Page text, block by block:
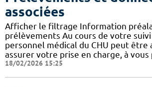
associées
Afficher le filtrage Information
prélèvements Au cours de votre
personnel médical du CHU peut être
assurer votre prise en charge, à vous
18/02/2026 15:25